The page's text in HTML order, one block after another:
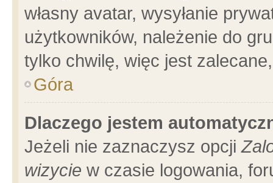
własny avatar, wysyłanie
użytkowników, należenie do
tylko chwilę, więc jest
Góra
Dlaczego jestem
Jeżeli nie zaznaczysz opcji
wizycie w czasie logowania,